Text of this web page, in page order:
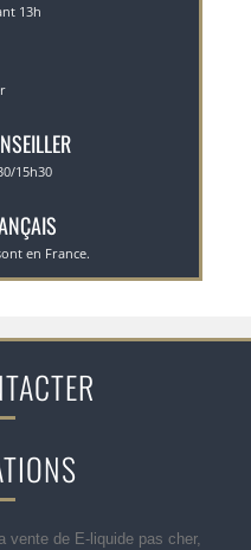
13h
15h30
en France.
vente de E-liquide pas cher,